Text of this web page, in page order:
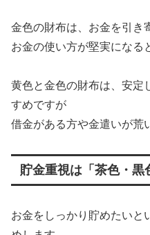
金色の財布は、お金を引き
お金の使い方が堅実になる
黄色と金色の財布は、安定
すめですが
借金がある方や金遣いが荒
貯金重視は「茶色・黒
お金をしっかり貯めたいと